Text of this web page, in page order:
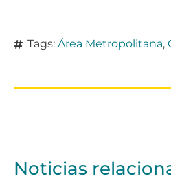
Tags: Área Metropolitana,
Noticias